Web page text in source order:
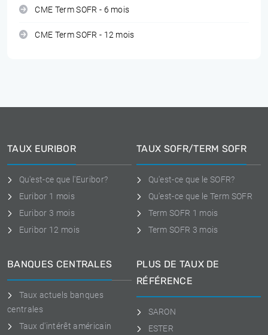
CME Term SOFR - 6 mois
CME Term SOFR - 12 mois
TAUX EURIBOR
Qu'est-ce que l'Euribor?
Euribor 1 mois
Euribor 3 mois
Euribor 12 mois
TAUX SOFR/TERM SOFR
Qu'est-ce que le SOFR?
Qu'est-ce que le Term SOFR
Term SOFR 1 mois
Term SOFR 3 mois
BANQUES CENTRALES
Taux actuels banques
centrales
Taux d'intérêt américain
PLUS DE TAUX DE
RÉFÉRENCE
SARON
ESTER